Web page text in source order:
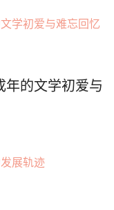
年的文学初爱与